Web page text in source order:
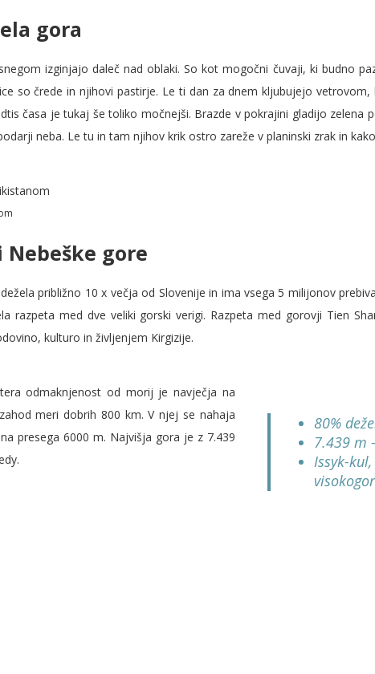
gora
izginjajo daleč nad oblaki. So kot mogočni čuvaji, ki budno
so črede in njihovi pastirje. Le ti dan za dnem kljubujejo
časa je tukaj še toliko močnejši. Brazde v pokrajini gladijo zelena
neba. Le tu in tam njihov krik ostro zareže v planinski zrak in
Nebeške gore
približno 10 x večja od Slovenije in ima vsega 5 milijonov
razpeta med dve veliki gorski verigi. Razpeta med gorovji Tien
kulturo in življenjem Kirgizije.
odmaknjenost od morij je navječja na
meri dobrih 800 km. V njej se nahaja
presega 6000 m. Najvišja gora je z 7.439
80%
7.439 m
Issyk-